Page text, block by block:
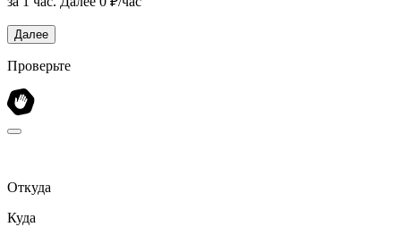
Далее
Проверьте
Откуда
Куда